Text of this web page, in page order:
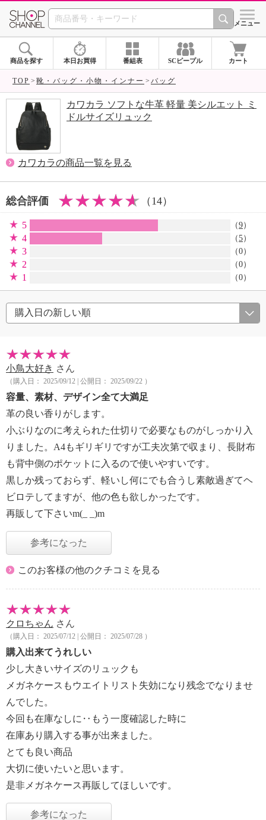
SHOP CHANNEL シメニュー
商品を探す 本日お買得 番組表 SCピープル カート
TOP 靴・バッグ・小物・インナー バッグ
カワカラ ソフトな牛革 軽量 美シルエット ミ
ドルサイズリュック
カワカラの商品一覧を見る
総合評価 （14）
5 （9）
4 （5）
3 （0）
2 （0）
1 （0）
小鳥大好き さん
（購入日： 2025/09/12 | 公開日： 2025/09/22 ）
容量、素材、デザイン全て大満足
革の良い香りがします。
小ぶりなのに考えられた仕切りで必要なものがしっかり入
りました。A4もギリギリですが工夫次第で収まり、長財布
も背中側のポケットに入るので使いやすいです。
黒しか残っておらず、軽いし何にでも合うし素敵過ぎてヘ
ビロテしてますが、他の色も欲しかったです。
再販して下さいm(_ _)m
参考になった
このお客様の他のクチコミを見る
クロちゃん さん
（購入日： 2025/07/12 | 公開日： 2025/07/28 ）
購入出来てうれしい
少し大きいサイズのリュックも
メガネケースもウエイトリスト失効になり残念でなりませ
んでした。
今回も在庫なしに‥もう一度確認した時に
在庫あり購入する事が出来ました。
とても良い商品
大切に使いたいと思います。
是非メガネケース再販してほしいです。
参考になった